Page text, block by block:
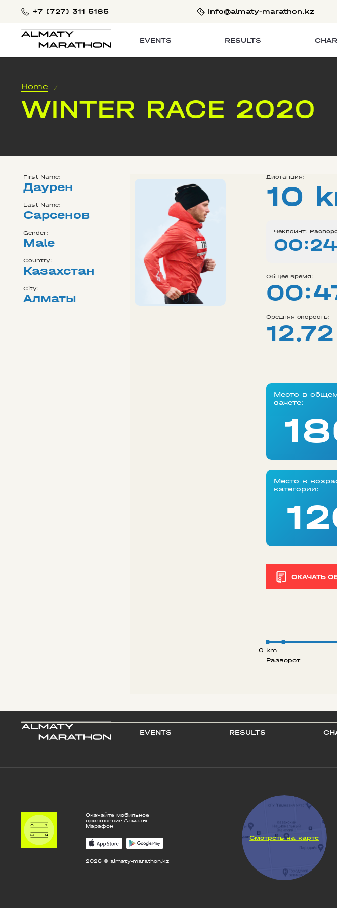
+7 (727) 311 5185 info@almaty-marathon.kz
EVENTS RESULTS
Home /
WINTER RACE 2020
First Name:
Даурен
Last Name:
Сарсенов
Gender:
Male
Country:
Казахстан
City:
Алматы
Дистанция:
10
Чекпоинт:
Общее время:
Средняя скорость:
12.72
Место в
зачете:
Место в
категории:
СКАЧАТЬ
Разворот
0 km
EVENTS RESULTS
Скачайте мобильное
приложение Алматы
Марафон
2026 © almaty-marathon.kz
Смотреть на карте